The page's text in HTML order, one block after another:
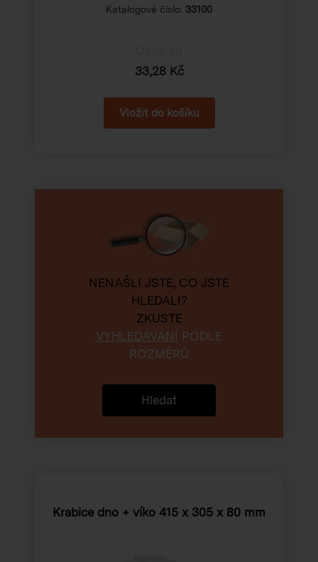
Katalogové číslo: 33100
33,28 Kč
NENAŠLI JSTE, CO JSTE
HLEDALI?
ZKUSTE
VYHLEDÁVÁNÍ PODLE
ROZMĚRŮ
Hledat
Krabice dno + víko 415 x 305 x 80 mm